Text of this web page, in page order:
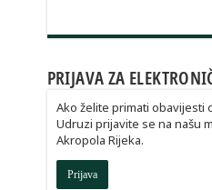
PRIJAVA ZA
Ako želite primati obavijesti
Udruzi prijavite se na našu
Akropola Rijeka.
Prijava